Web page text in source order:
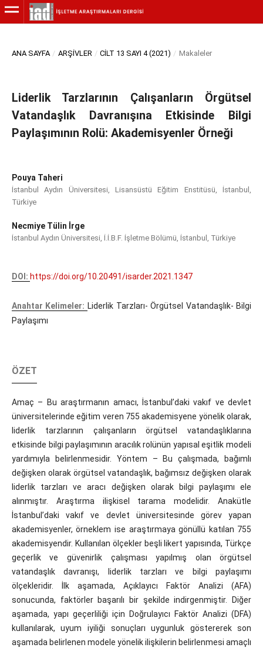
ANA SAYFA / ARŞIVLER / CILT 13 SAYI 4 (2021) / Makaleler
Liderlik Tarzlarının Çalışanların Örgütsel
Vatandaşlık Davranışına Etkisinde Bilgi
Paylaşımının Rolü: Akademisyenler Örneği
Pouya Taheri
İstanbul Aydın Üniversitesi, Lisansüstü Eğitim Enstitüsü, İstanbul,
Türkiye
Necmiye Tülin İrge
İstanbul Aydın Üniversitesi, İ.İ.B.F. İşletme Bölümü, İstanbul, Türkiye
DOI: https://doi.org/10.20491/isarder.2021.1347
Anahtar Kelimeler: Liderlik Tarzları- Örgütsel Vatandaşlık- Bilgi
Paylaşımı
ÖZET
Amaç – Bu araştırmanın amacı, İstanbul’daki vakıf ve devlet
üniversitelerinde eğitim veren 755 akademisyene yönelik olarak,
liderlik tarzlarının çalışanların örgütsel vatandaşlıklarına
etkisinde bilgi paylaşımının aracılık rolünün yapısal eşitlik modeli
yardımıyla belirlenmesidir. Yöntem – Bu çalışmada, bağımlı
değişken olarak örgütsel vatandaşlık, bağımsız değişken olarak
liderlik tarzları ve aracı değişken olarak bilgi paylaşımı ele
alınmıştır. Araştırma ilişkisel tarama modelidir. Anakütle
İstanbul’daki vakıf ve devlet üniversitesinde görev yapan
akademisyenler, örneklem ise araştırmaya gönüllü katılan 755
akademisyendir. Kullanılan ölçekler beşli likert yapısında, Türkçe
geçerlik ve güvenirlik çalışması yapılmış olan örgütsel
vatandaşlık davranışı, liderlik tarzları ve bilgi paylaşımı
ölçekleridir. İlk aşamada, Açıklayıcı Faktör Analizi (AFA)
sonucunda, faktörler başarılı bir şekilde indirgenmiştir. Diğer
aşamada, yapı geçerliliği için Doğrulayıcı Faktör Analizi (DFA)
kullanılarak, uyum iyiliği sonuçları uygunluk göstererek son
aşamada belirlenen modele yönelik ilişkilerin belirlenmesi amaçlı